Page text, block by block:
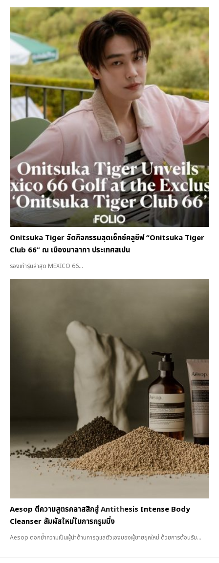
Onitsuka Tiger จัดกิจกรรมสุดเอ็กซ์คลูซีฟ “Onitsuka Tiger
Club 66” ณ เมืองมาลากา ประเทศสเปน
รองเท้ารุ่นล่าสุด MEXICO 66...
Aesop ตีความสูตรคลาสสิกสู่ Antithesis Intense Body
Cleanser สัมผัสใหม่ในการกรูมมิ่ง
Aesop ตอกย้ำความเป็นผู้นำด้านการดูแลตัวเองของผู้ชายยุคใหม่ ด้วยการต้อนรับ...